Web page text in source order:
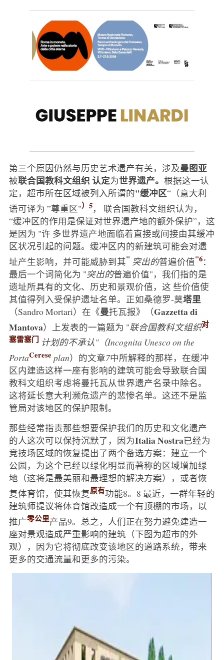
第三个原因仍然与历史艺术遗产有关，涉及曼图亚
被联合国教科文组织认定为世界遗产。 根据这一认
定，超市所在区域被列入所谓的"缓冲区“（意大利
语可译为 ”尊重区"）5， 联合国教科文组织认为，
“缓冲区的作用是保证对世界遗产地的额外保护”，这
是因为 "许 多世界遗产地面临着直接或间接由其缓冲
区状况引起的问题。缓冲区内的新建筑可能会对遗
址产生影响，并可能威胁到其" 突出的普遍价值"6：
最后一个词简化为 "突出的普遍价值"，我们指的是
遗址所具有的文化、历史和景观价值，这 些价值使
其值得列入受保护遗址名单。正如桑德罗-莫塔里
（Sandro Mortari）在《曼托瓦报》（Gazzetta di
Mantova）上发表的一篇题为 "联合国教科文组织对
塞雷塞门 计划的不承认"（Incognita Unesco on the
PortaCerese plan）的文章7中所解释的那样，在缓冲
区内建造这样一座有影响的建筑可能会导致联合国
教科文组织考虑将曼托瓦从世界遗产名录中除名。
这将延长意大利濒危遗产的悲惨名单。这还不是监
管局对该地区的保护限制。
那些经常指责那些想要保护我们的历史和文化遗产
的人这次可以保持沉默了，因为Italia Nostra已经为
竞技场区域的恢复提出了两个备选方案：建立一个
公园，为这个已经以绿化明显而著称的区域增加绿
地（这将是最美丽和最理想的解决方案），或者恢
复体育馆，使其恢复原有功能8。8 最近，一群年轻的
建筑师提议将体育馆改造成一个有顶棚的市场，以
推广零公里产品9。总之，人们正在努力避免建造一
座对景观造成严重影响的建筑（下图为超市的外
观），因为它将彻底改变该地区的道路系统，带来
更多的交通流量和更多的污染。